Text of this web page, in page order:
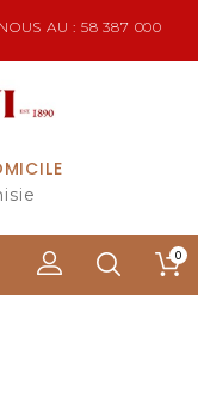
AU : 58 387 000
0